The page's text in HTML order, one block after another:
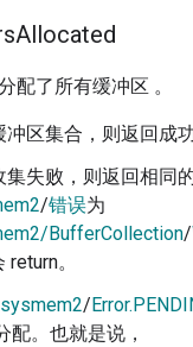
Allocated
配了所有缓冲区 。
区集合，则返回成功
集失败，则返回相同
/错误为
BufferCollection/
return。
/
配。也就是说，